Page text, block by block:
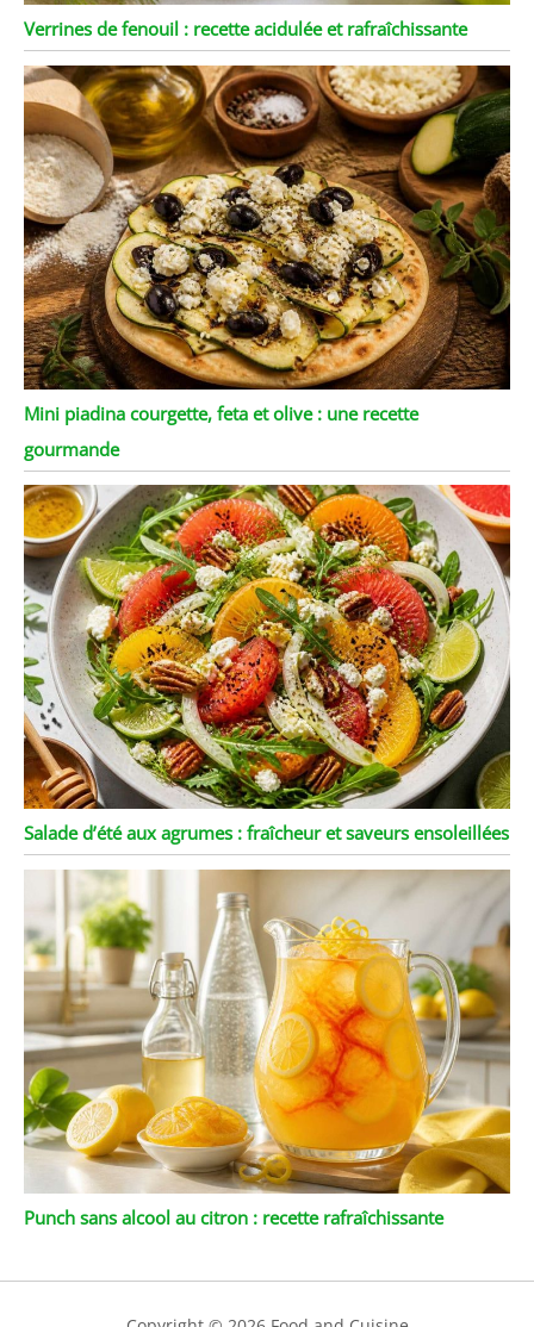
Verrines de fenouil : recette acidulée et rafraîchissante
Mini piadina courgette, feta et olive : une recette
gourmande
Salade d’été aux agrumes : fraîcheur et saveurs ensoleillées
Punch sans alcool au citron : recette rafraîchissante